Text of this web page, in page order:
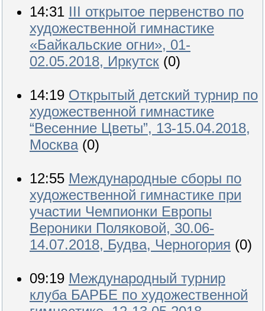
14:31 III открытое первенство по
художественной гимнастике
«Байкальские огни», 01-
02.05.2018, Иркутск (0)
14:19 Открытый детский турнир по
художественной гимнастике
“Весенние Цветы”, 13-15.04.2018,
Москва (0)
12:55 Международные сборы по
художественной гимнастике при
участии Чемпионки Европы
Вероники Поляковой, 30.06-
14.07.2018, Будва, Черногория (0)
09:19 Международный турнир
клуба БАРБЕ по художественной